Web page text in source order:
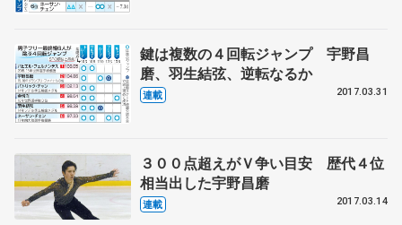
鍵は複数の４回転ジャンプ 宇野昌
磨、羽生結弦、逆転なるか
連載 2017.03.31
３００点超えがＶ争い目安 歴代４位
相当出した宇野昌磨
連載 2017.03.14